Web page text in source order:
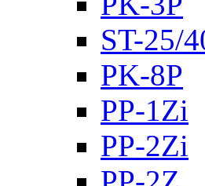
ST-25/
PK-8P
PP-1Zi
PP-2Zi